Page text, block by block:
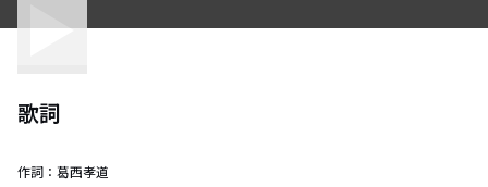
歌詞
作詞： 葛西孝道